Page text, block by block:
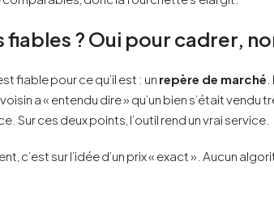
? Oui pour cadrer,
fiable pour ce qu’il est : un repère de marché
a « entendu dire » qu’un bien s’était
Sur ces deux points, l’outil rend un vrai service.
c’est sur l’idée d’un prix « exact ». Aucun